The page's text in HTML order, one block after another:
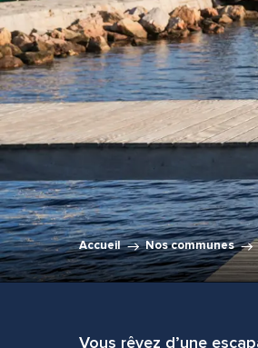
Accueil Nos communes
Vous rêvez d’une